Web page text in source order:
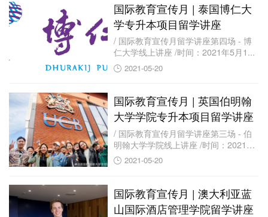
国际教育宣传月 | 泰国博仁大
学专升本项目留学讲座
/ 国际教育宣传月留学讲座第四场 - 博
仁大学线上讲座 /时间：2021年5月1...
2021-05-20
国际教育宣传月 | 英国伯明翰
大学学院专升本项目留学讲座
/ 国际教育宣传月留学讲座第三场 - 伯
明翰大学学院线上讲座 /时间：2021
年...2021-05-20
国际教育宣传月 | 澳大利亚蓝
山国际酒店管理学院留学讲座